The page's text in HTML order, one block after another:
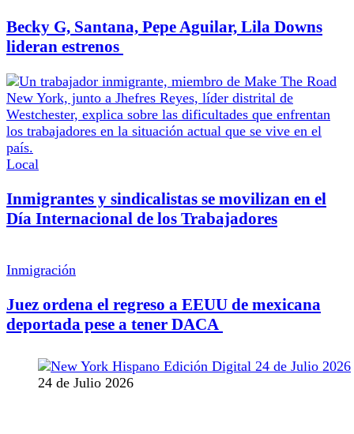
Becky G, Santana, Pepe Aguilar, Lila Downs
lideran estrenos
Local
Inmigrantes y sindicalistas se movilizan en el
Día Internacional de los Trabajadores
Inmigración
Juez ordena el regreso a EEUU de mexicana
deportada pese a tener DACA
24 de Julio 2026